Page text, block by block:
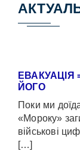
ЙОГО
Поки ми
«Мороку»
військові
[…]